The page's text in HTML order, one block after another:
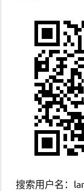
搜索用户名：